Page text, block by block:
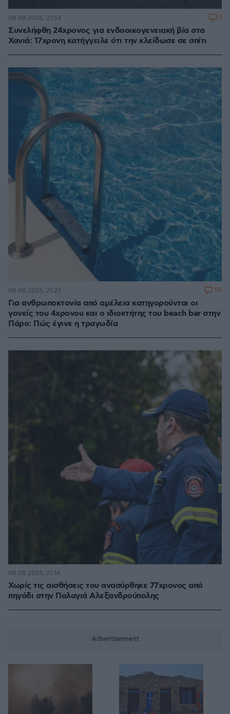
Συνελήφθη 24χρονος για ενδοοικογενειακή βία στα
Χανιά: 17χρονη κατήγγειλε ότι την κλείδωσε σε σπίτι
08.08.2026, 21:54 1
Για ανθρωποκτονία από αμέλεια κατηγορούνται οι
γονείς του 4χρονου και ο ιδιοκτήτης του beach bar στην
Πάρο: Πώς έγινε η τραγωδία
08.08.2026, 21:22 59
Χωρίς τις αισθήσεις του ανασύρθηκε 77χρονος από
πηγάδι στην Παλαγιά Αλεξανδρούπολης
08.08.2026, 21:14